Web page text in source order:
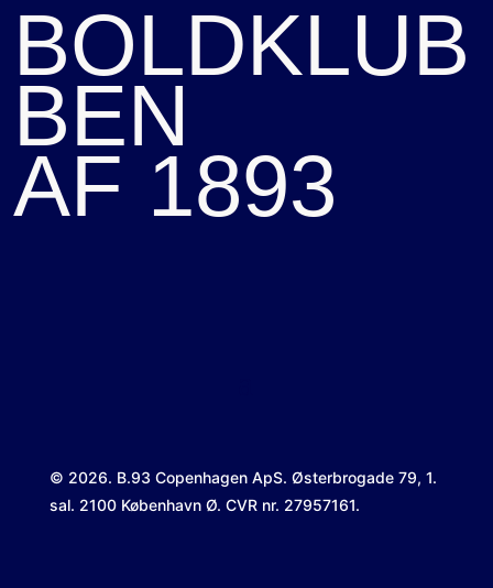
BOLDKLUB
BEN
AF 1893
© 2026. B.93 Copenhagen ApS. Østerbrogade 79, 1.
sal. 2100 København Ø. CVR nr. 27957161.